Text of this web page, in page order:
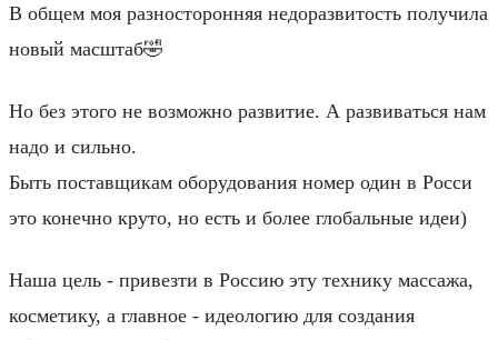
В общем моя разносторонняя недоразвитость получила
новый масштаб🤣
Но без этого не возможно развитие. А развиваться нам
надо и сильно.
Быть поставщикам оборудования номер один в Росси
это конечно круто, но есть и более глобальные идеи)
Наша цель - привезти в Россию эту технику массажа,
косметику, а главное - идеологию для создания